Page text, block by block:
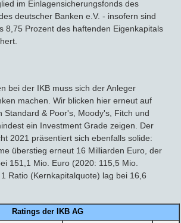
im Einlagensicherungsfonds des
deutscher Banken e.V. - insofern sind
8,75 Prozent des haftenden Eigenkapitals
bei der IKB muss sich der Anleger
machen. Wir blicken hier erneut auf
Standard & Poor's, Moody's, Fitch und
ein Investment Grade zeigen. Der
2021 präsentiert sich ebenfalls solide:
überstieg erneut 16 Milliarden Euro, der
151,1 Mio. Euro (2020: 115,5 Mio.
Ratio (Kernkapitalquote) lag bei 16,6
Ratings der IKB AG